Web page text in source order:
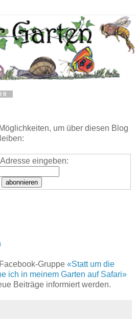
um über diesen Blog
eingeben:
Gruppe «Statt um die
ich in meinem Garten auf Safari»
Beiträge informiert werden.